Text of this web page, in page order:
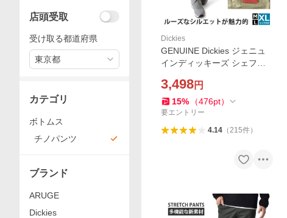
Dickies
GENUINE Dickies ジェニュ
インディッキーズ シェフパ
ノパン セール 爆買
3,498円
15% （476pt）
要エントリー
4.14（215件）
店頭受取
受け取る都道府県
東京都
カテゴリ
ボトムス
チノパンツ
ブランド
ARUGE
Dickies